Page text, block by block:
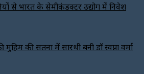
से भारत के सेमीकंडक्टर उद्योग में निवेश
मुहिम की सतना में सारथी बनी डाॅ स्वप्ना वर्मा